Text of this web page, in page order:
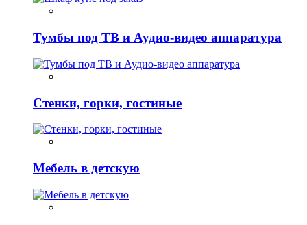
Тумбы под ТВ и Аудио-видео аппаратура
Стенки, горки, гостиные
Мебель в детскую